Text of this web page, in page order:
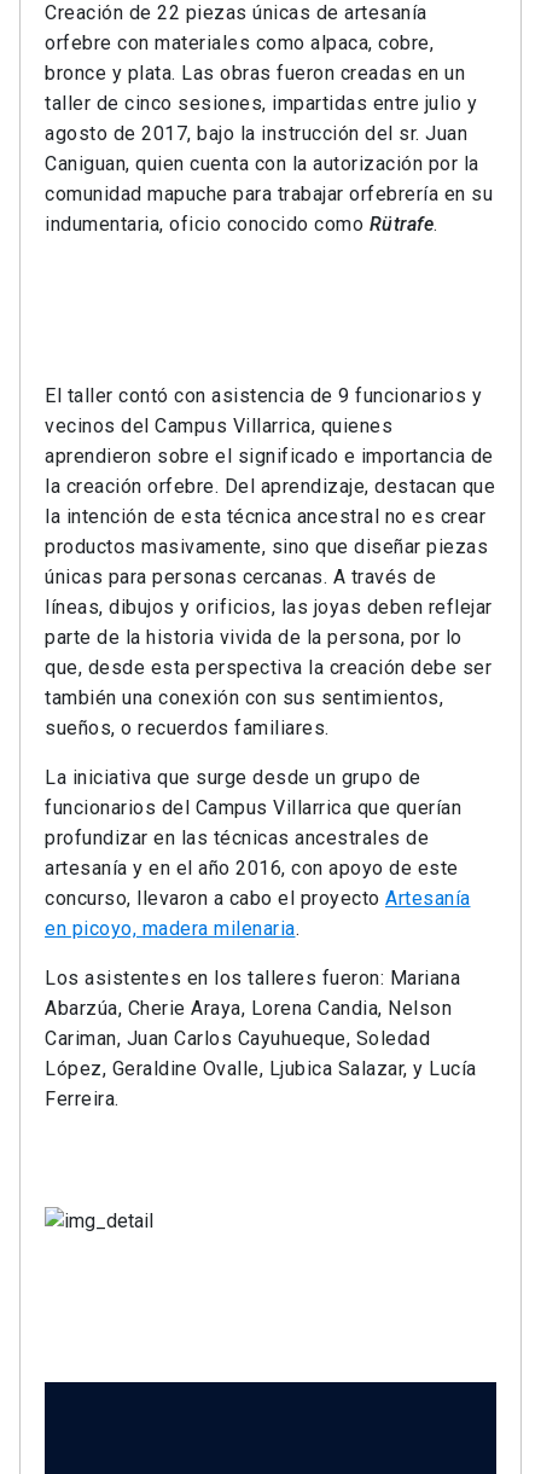
Creación de 22 piezas únicas de artesanía
orfebre con materiales como alpaca, cobre,
bronce y plata. Las obras fueron creadas en un
taller de cinco sesiones, impartidas entre julio y
agosto de 2017, bajo la instrucción del sr. Juan
Caniguan, quien cuenta con la autorización por la
comunidad mapuche para trabajar orfebrería en su
indumentaria, oficio conocido como Rütrafe.
El taller contó con asistencia de 9 funcionarios y
vecinos del Campus Villarrica, quienes
aprendieron sobre el significado e importancia de
la creación orfebre. Del aprendizaje, destacan que
la intención de esta técnica ancestral no es crear
productos masivamente, sino que diseñar piezas
únicas para personas cercanas. A través de
líneas, dibujos y orificios, las joyas deben reflejar
parte de la historia vivida de la persona, por lo
que, desde esta perspectiva la creación debe ser
también una conexión con sus sentimientos,
sueños, o recuerdos familiares.
La iniciativa que surge desde un grupo de
funcionarios del Campus Villarrica que querían
profundizar en las técnicas ancestrales de
artesanía y en el año 2016, con apoyo de este
concurso, llevaron a cabo el proyecto Artesanía
en picoyo, madera milenaria.
Los asistentes en los talleres fueron: Mariana
Abarzúa, Cherie Araya, Lorena Candia, Nelson
Cariman, Juan Carlos Cayuhueque, Soledad
López, Geraldine Ovalle, Ljubica Salazar, y Lucía
Ferreira.